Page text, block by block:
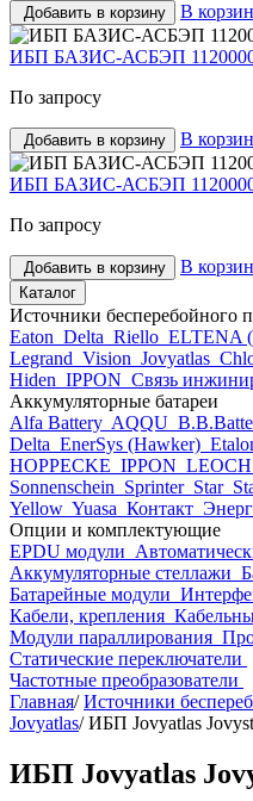
Добавить в корзину В
ИБП БАЗИС-АСБЭП
По запросу
Добавить в корзину В
ИБП БАЗИС-АСБЭП
По запросу
Добавить в корзину В
Каталог
Источники бесперебойного
Eaton Delta Riello ELTENA
Legrand Vision Jovyatlas
Hiden IPPON Связь
Аккумуляторные батареи
Alfa Battery AQQU
Delta EnerSys (Hawker)
HOPPECKE IPPON LEOCH
Sonnenschein Sprinter Star
Yellow Yuasa Контакт
Опции и комплектующие
EPDU модули
Аккумуляторные стеллажи
Батарейные модули
Кабели, крепления
Модули параллирования
Статические переключатели
Частотные преобразователи
Главная/ Источники
Jovyatlas/ ИБП Jovyatlas
ИБП Jovyatlas